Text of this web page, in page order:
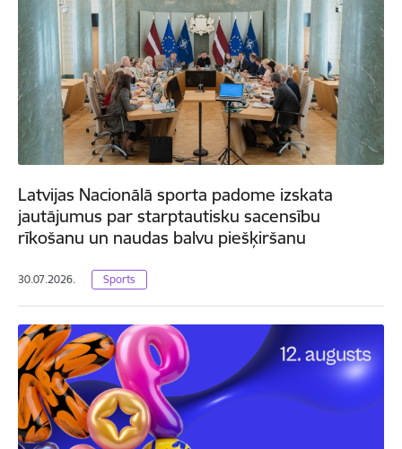
Latvijas Nacionālā sporta padome izskata
jautājumus par starptautisku sacensību
rīkošanu un naudas balvu piešķiršanu
30.07.2026. Sports